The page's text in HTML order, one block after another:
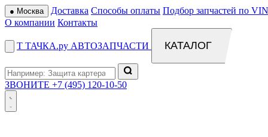
● Москва Доставка Способы оплаты Подбор запчастей по
О компании Контакты
Т ТАЧКА.ру АВТОЗАПЧАСТИ КАТАЛОГ
ЗВОНИТЕ +7 (495) 120-10-50